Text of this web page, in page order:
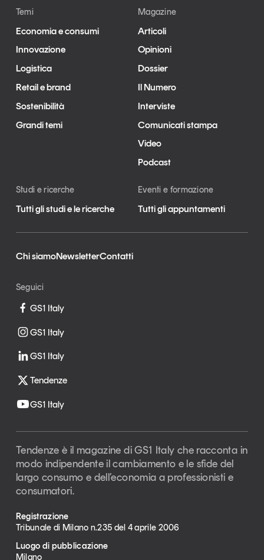
Temi
Economia e consumi
Innovazione
Logistica
Retail e brand
Sostenibilità
Grandi temi
Magazine
Articoli
Opinioni
Dossier
Il Numero
Interviste
Comunicati stampa
Video
Podcast
Studi e ricerche
Tutti gli studi e le ricerche
Eventi e formazione
Tutti gli appuntamenti
Chi siamoNewsletterContatti
Seguici
GS1 Italy
GS1 Italy
GS1 Italy
Tendenze
GS1 Italy
Tendenze è il magazine di GS1 Italy che racconta in
modo indipendente il cambiamento e le sfide del
largo consumo e dell’economia a professionisti e
consumatori.
Registrazione
Tribunale di Milano n.235 del 4 aprile 2006
Luogo di pubblicazione
Milano